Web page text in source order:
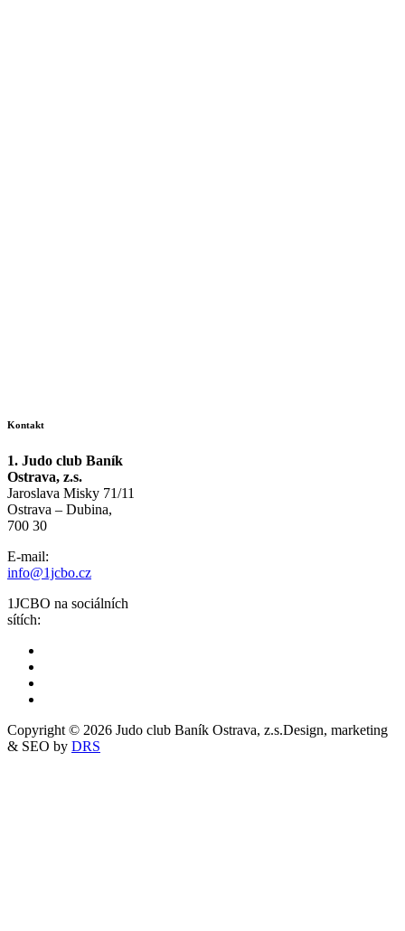
Kontakt
1. Judo club Baník
Ostrava, z.s.
Jaroslava Misky 71/11
Ostrava – Dubina,
700 30
E-mail:
info@1jcbo.cz
1JCBO na sociálních
sítích:
Copyright © 2026 Judo club Baník Ostrava, z.s.Design, marketing
& SEO by DRS